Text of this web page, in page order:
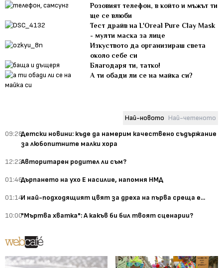
Розовият телефон, в който и мъжът ти
ще се влюби
Тест драйв на L'Oreal Pure Clay Mask
- мулти маска за лице
Изкуството да организираш света
около себе си
Благодаря ти, татко!
А ти обади ли се на майка си?
Най-новото Най-четеното
09:28Детски новини: къде да намерим качествено съдържание
за любопитните малки хора
12:22Авторитарен родител ли съм?
01:46Дърпането на ухо Е насилие, напомня НМД
01:14И най-подходящият цвят за дреха на първа среща е...
10:00"Мъртва хватка": А какъв би бил твоят сценарии?